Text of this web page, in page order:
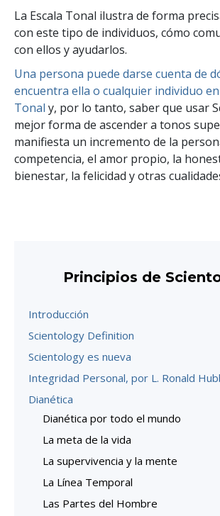
La Escala Tonal ilustra de forma
con este tipo de individuos, cómo
con ellos y ayudarlos.
Una persona puede darse cuenta de
encuentra ella o cualquier individuo en
Tonal y, por lo tanto, saber que usar
mejor forma de ascender a tonos
manifiesta un incremento de la
competencia, el amor propio, la
bienestar, la felicidad y otras
Principios de
Introducción
Scientology Definition
Scientology es nueva
Integridad Personal, por L. Ronald
Dianética
Dianética por todo el mundo
La meta de la vida
La supervivencia y la mente
La Línea Temporal
Las Partes del Hombre